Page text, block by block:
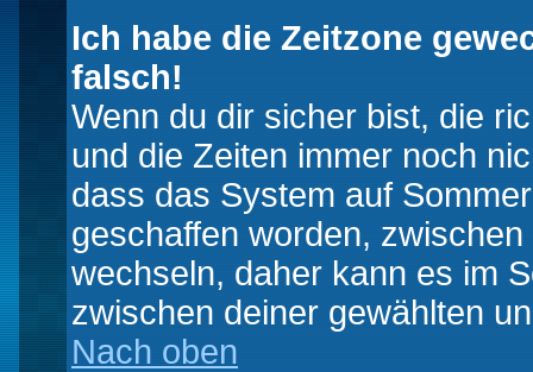
Ich habe die Zeitzone
falsch!
Wenn du dir sicher bist, die
und die Zeiten immer noch
dass das System auf
geschaffen worden,
wechseln, daher kann es im
zwischen deiner gewählten
Nach oben